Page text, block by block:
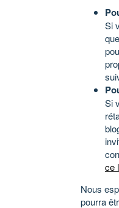
Si
Si
ce
Nous
pourra